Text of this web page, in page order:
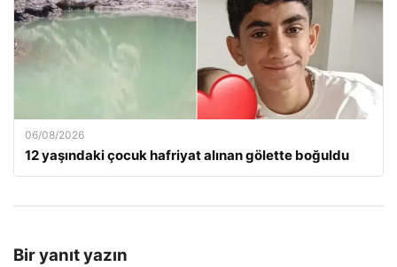
06/08/2026
12 yaşındaki çocuk hafriyat alınan gölette boğuldu
Bir yanıt yazın